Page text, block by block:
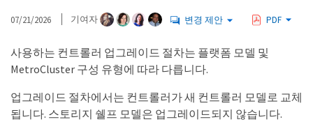
07/21/2026 기여자 변경 제안 PDF
사용하는 컨트롤러 업그레이드 절차는 플랫폼 모델 및
MetroCluster 구성 유형에 따라 다릅니다.
업그레이드 절차에서는 컨트롤러가 새 컨트롤러 모델로 교체
됩니다. 스토리지 쉘프 모델은 업그레이드되지 않습니다.